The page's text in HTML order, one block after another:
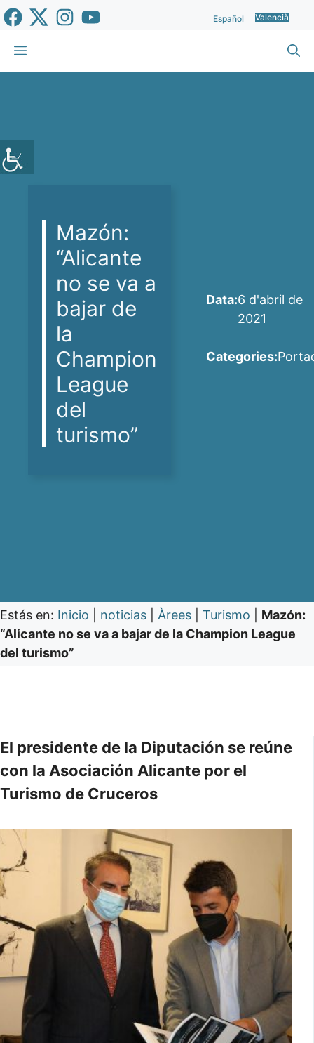
Vés
al
contingut
Español Valencià
Menu
Mazón:
“Alicante
no se va a
bajar de
la
Champion
League
del
turismo”
Data:6 d'abril de
2021
Categories:
Estás en: Inicio noticias Àrees Turismo
Mazón:
“Alicante no se va a bajar de la Champion League
del turismo”
El presidente de la Diputación se reúne
con la Asociación Alicante por el
Turismo de Cruceros